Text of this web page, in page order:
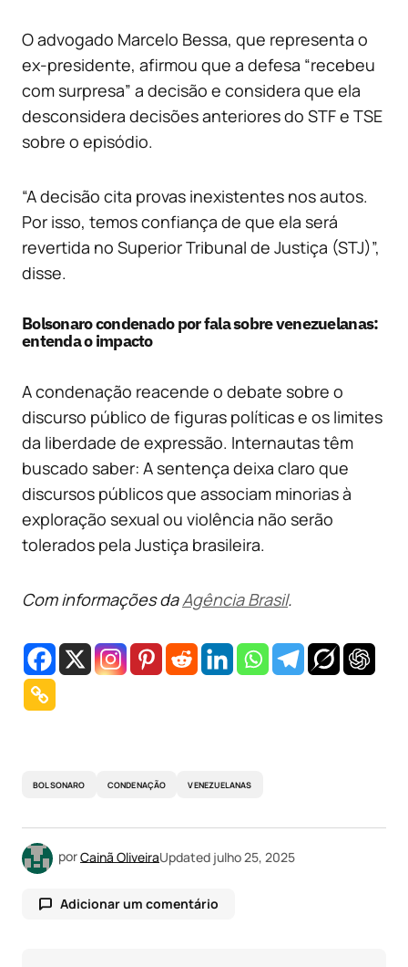
O advogado Marcelo Bessa, que representa o
ex-presidente, afirmou que a defesa “recebeu
com surpresa” a decisão e considera que ela
desconsidera decisões anteriores do STF e TSE
sobre o episódio.
“A decisão cita provas inexistentes nos autos.
Por isso, temos confiança de que ela será
revertida no Superior Tribunal de Justiça (STJ)”,
disse.
Bolsonaro condenado por fala sobre venezuelanas:
entenda o impacto
A condenação reacende o debate sobre o
discurso público de figuras políticas e os limites
da liberdade de expressão. Internautas têm
buscado saber: A sentença deixa claro que
discursos públicos que associam minorias à
exploração sexual ou violência não serão
tolerados pela Justiça brasileira.
Com informações daAgência Brasil.
BOLSONARO CONDENAÇÃO VENEZUELANAS
porCainã OliveiraUpdated julho 25, 2025
Adicionar um comentário